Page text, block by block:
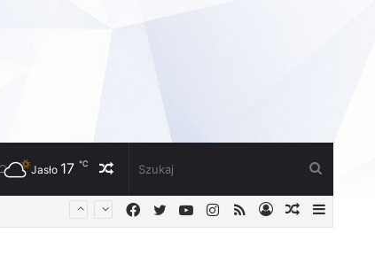
Losowy
artykuł
Jasło 17 ℃
Losowy
Zaloguj
RSS
Instagram
YouTube
Twitter
Facebook